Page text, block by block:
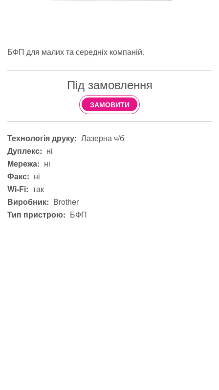
БФП для малих та середніх компаній.
Під замовлення
ЗАМОВИТИ
Технологія друку: Лазерна ч/б
Дуплекс: ні
Мережа: ні
Факс: ні
Wi-Fi: так
Виробник: Brother
Тип пристрою: БФП